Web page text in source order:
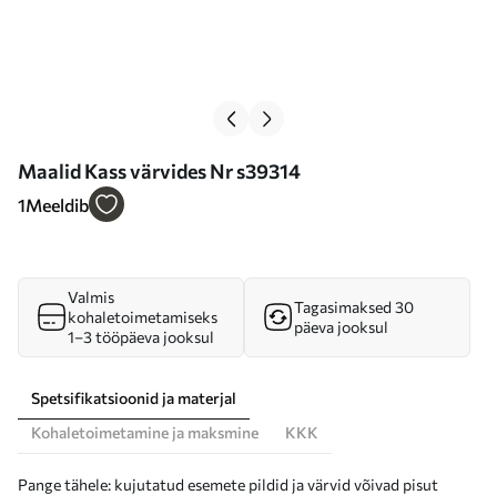
Maalid Kass värvides Nr s39314
1Meeldib
Valmis
kohaletoimetamiseks
1–3 tööpäeva jooksul
Tagasimaksed 30
päeva jooksul
Spetsifikatsioonid ja materjal
Kohaletoimetamine ja maksmine
KKK
Pange tähele: kujutatud esemete pildid ja värvid võivad pisut